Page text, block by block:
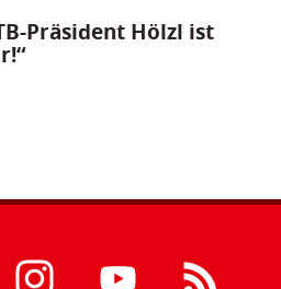
Präsident Hölzl ist